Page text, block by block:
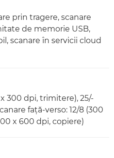
prin tragere, scanare
de memorie USB,
scanare în servicii cloud
300 dpi, trimitere), 25/-
faţă-verso: 12/8 (300
x 600 dpi, copiere)